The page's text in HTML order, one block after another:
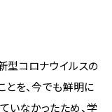
コロナウイルスの
を、今でも鮮明に
いなかったため、学